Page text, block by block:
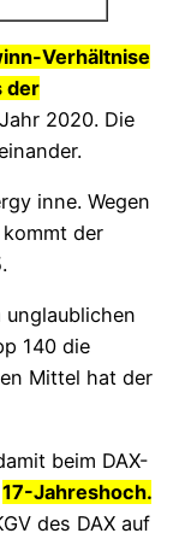
Verhältnise
der
2020. Die
inne. Wegen
der
140 die
Mittel hat der
beim DAX-
17-Jahreshoch.
des DAX auf